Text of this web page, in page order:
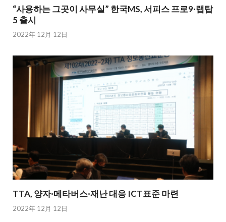
“사용하는 그곳이 사무실” 한국MS, 서피스 프로9·랩탑
5 출시
2022年 12月 12日
TTA, 양자·메타버스·재난 대응 ICT표준 마련
2022年 12月 12日